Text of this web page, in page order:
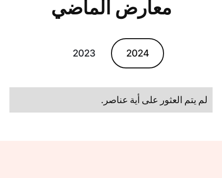
معارض الماضي
2024
2023
لم يتم العثور على أية عناصر.